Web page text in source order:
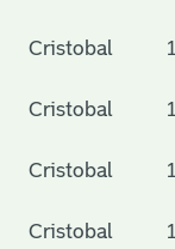
Cristobal
Cristobal
Cristobal
Cristobal